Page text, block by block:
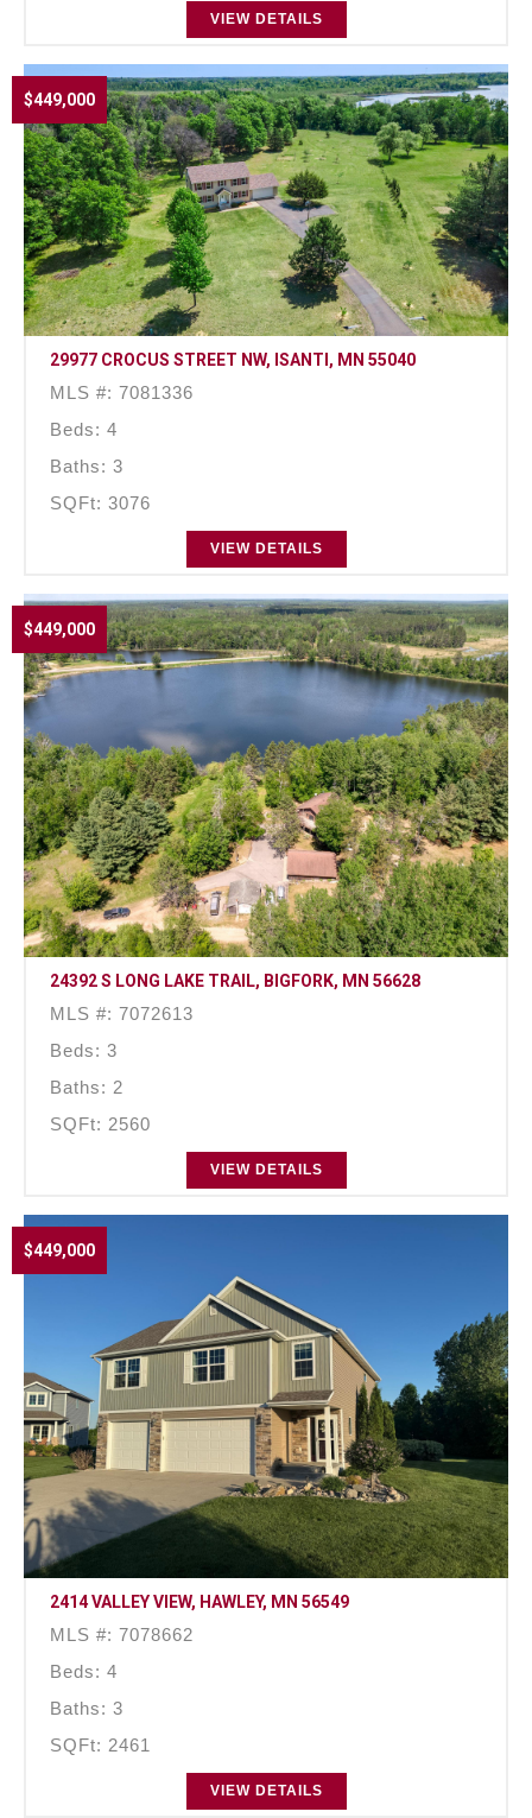
VIEW DETAILS
$449,000
29977 CROCUS STREET NW, ISANTI, MN 55040
MLS #: 7081336
Beds: 4
Baths: 3
SQFt: 3076
VIEW DETAILS
$449,000
24392 S LONG LAKE TRAIL, BIGFORK, MN 56628
MLS #: 7072613
Beds: 3
Baths: 2
SQFt: 2560
VIEW DETAILS
$449,000
2414 VALLEY VIEW, HAWLEY, MN 56549
MLS #: 7078662
Beds: 4
Baths: 3
SQFt: 2461
VIEW DETAILS